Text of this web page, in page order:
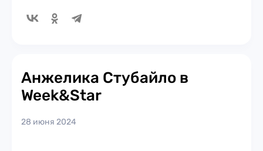
Анжелика Стубайло в
Week&Star
28 июня 2024